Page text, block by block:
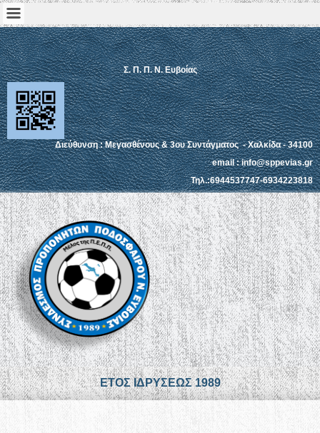
Σ. Π. Π. Ν. Ευβοίας
Διεύθυνση : Μεγασθένους & 3ου Συντάγματος - Χαλκίδα - 34100
email : info@sppevias.gr
Τηλ.:6944537747-6934223818
ΕΤΟΣ ΙΔΡΥΣΕΩΣ 1989